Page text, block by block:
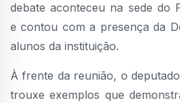
debate aconteceu na sede do
e contou com a presença da
alunos da instituição.
À frente da reunião, o
trouxe exemplos que